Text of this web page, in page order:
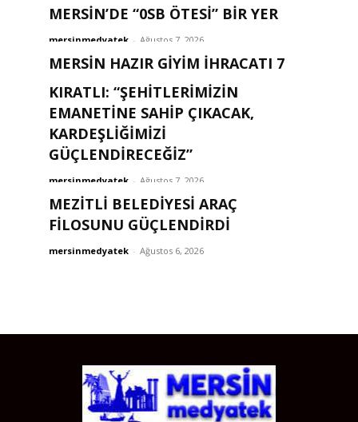
MERSİN’DE “0SB ÖTESİ” BİR YER
mersinmedyatek - Ağustos 7, 2026
MERSİN HAZIR GİYİM İHRACATI 7
AYDA 211 MİLYON DOLARI AŞTI
mersinmedyatek - Ağustos 7, 2026
KIRATLI: “ŞEHITLERIMIZIN
EMANETINE SAHIP ÇIKACAK,
KARDEŞLIĞIMIZI
GÜÇLENDIRECEĞIZ”
mersinmedyatek - Ağustos 7, 2026
MEZİTLİ BELEDİYESİ ARAÇ
FİLOSUNU GÜÇLENDİRDİ
mersinmedyatek - Ağustos 6, 2026